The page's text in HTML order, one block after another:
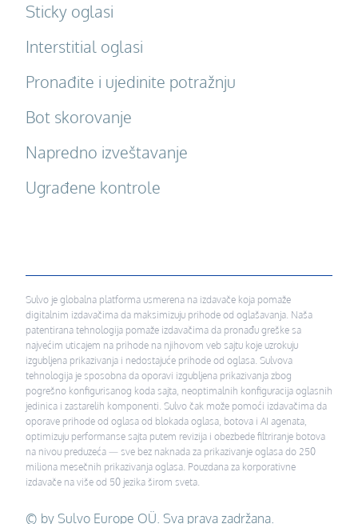
Sticky oglasi
Interstitial oglasi
Pronađite i ujedinite potražnju
Bot skorovanje
Napredno izveštavanje
Ugrađene kontrole
Sulvo je globalna platforma usmerena na izdavače koja pomaže
digitalnim izdavačima da maksimizuju prihode od oglašavanja. Naša
patentirana tehnologija pomaže izdavačima da pronađu greške sa
najvećim uticajem na prihode na njihovom veb sajtu koje uzrokuju
izgubljena prikazivanja i nedostajuće prihode od oglasa. Sulvova
tehnologija je sposobna da oporavi izgubljena prikazivanja zbog
pogrešno konfigurisanog koda sajta, neoptimalnih konfiguracija oglasnih
jedinica i zastarelih komponenti. Sulvo čak može pomoći izdavačima da
oporave prihode od oglasa od blokada oglasa, botova i AI agenata,
optimizuju performanse sajta putem revizija i obezbede filtriranje botova
na nivou preduzeća — sve bez naknada za prikazivanje oglasa do 250
miliona mesečnih prikazivanja oglasa. Pouzdana za korporativne
izdavače na više od 50 jezika širom sveta.
© by Sulvo Europe OÜ. Sva prava zadržana.